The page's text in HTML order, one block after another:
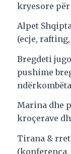
kryesore
Alpet
(ecje,
Bregdeti
pushime
Marina dhe
kroçerave
Tirana &
(konferenca,